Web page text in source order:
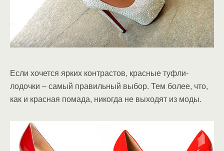
Если хочется ярких контрастов, красные туфли-
лодочки – самый правильный выбор. Тем более, что,
как и красная помада, никогда не выходят из моды.